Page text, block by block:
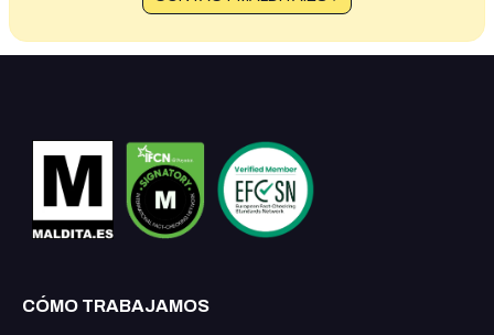
CÓMO TRABAJAMOS